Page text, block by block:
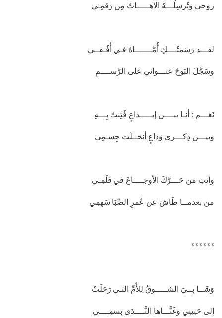
روحي وتُرسِلُـــهُ الآهـــــاتُ مِن رَقمِـي
لقـــد رَسَمتُــــكِ أُمَّـــــــاهُ فـي أُفُـقِــي
وسَجَّلَ البَوحُ عنـــواني على الرَّســــمِ
نَعَـــم : أنـا بيــــن إبـــــداعٍ فُتِنتُ بِـــهِ
وبيـــن ذِكـــرى وَدَاعٍ أنحَــلَت جِسـمِي
وأنتِ مَن حَـــرَّكَ الأوجــــاعَ في قَلَمِـي
من بعدمــا طَاشَ عن عُمرِ الصِّبَا سَهمِي
******
وَشَــا بِــيَ الشـــــوقُ لِلأُمِّ التـي رَحَلَتْ
إلى حَنِينِي وغَنَّـــاها النَّــــدَى بِسمِــــي